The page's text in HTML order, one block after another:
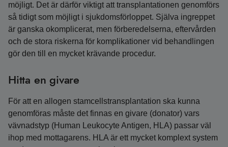
möjligt. Det är därför viktigt att transplantationen genomförs
så tidigt som möjligt i sjukdomsförloppet. Själva ingreppet
är ganska okomplicerat, men förberedelserna, eftervården
och de stora riskerna för komplikationer vid behandlingen
gör den till en mycket krävande procedur.
Hitta en givare
För att en allogen stamcellstransplantation ska kunna
genomföras måste det finnas en givare (donator) vars
vävnadstyp (Human Leukocyte Antigen, HLA) passar väl
ihop med mottagarens. HLA är ett mycket komplext system